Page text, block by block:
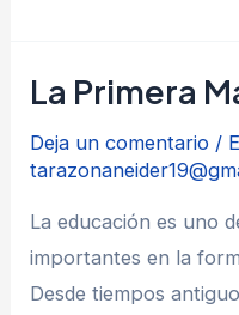
Casa?
La Primera
Deja un comentario /
La educación es uno
importantes en la
Desde tiempos